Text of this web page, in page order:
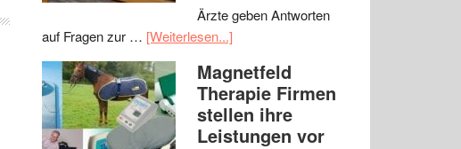
Ärzte geben Antworten
auf Fragen zur … [Weiterlesen...]
Magnetfeld
Therapie Firmen
stellen ihre
Leistungen vor